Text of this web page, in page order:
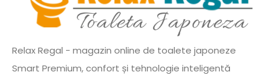
Relax Regal - magazin online de toalete japoneze
Smart Premium, confort și tehnologie inteligentă